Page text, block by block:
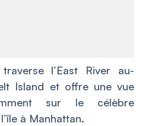
l’East River au-
Island et offre une vue
sur le célèbre
à Manhattan.